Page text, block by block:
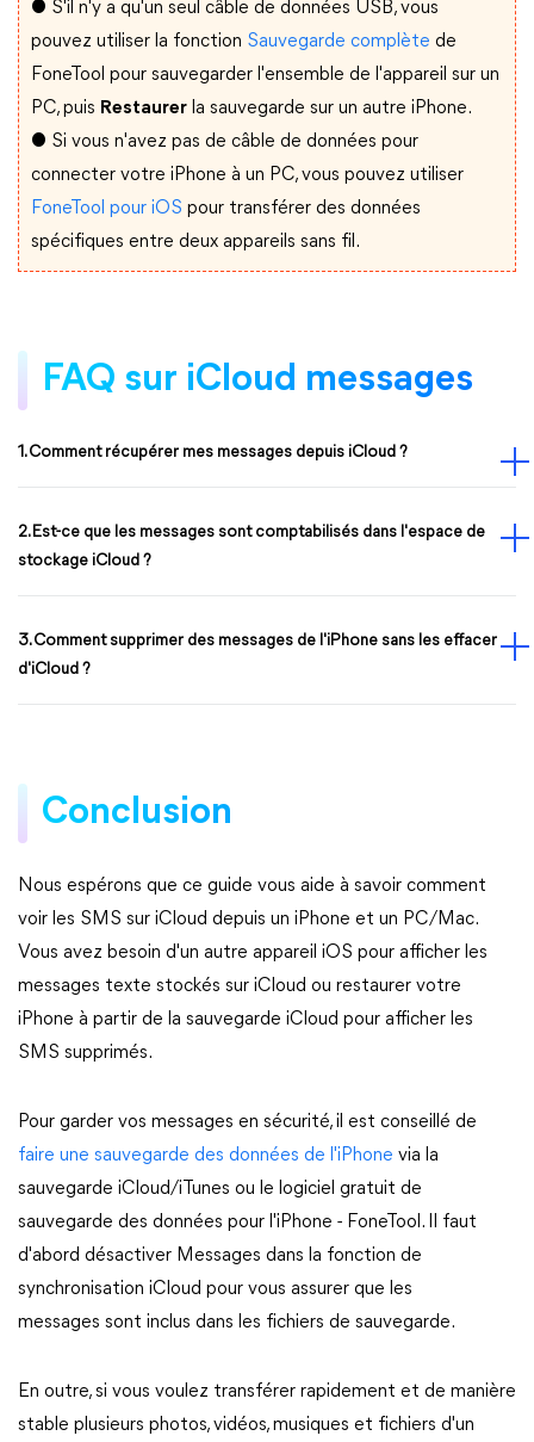
● S'il n'y a qu'un seul câble de données USB, vous
pouvez utiliser la fonction Sauvegarde complète de
FoneTool pour sauvegarder l'ensemble de l'appareil sur un
PC, puis Restaurer la sauvegarde sur un autre iPhone.
● Si vous n'avez pas de câble de données pour
connecter votre iPhone à un PC, vous pouvez utiliser
FoneTool pour iOS pour transférer des données
spécifiques entre deux appareils sans fil.
FAQ sur iCloud messages
1. Comment récupérer mes messages depuis iCloud ?
2. Est-ce que les messages sont comptabilisés dans l'espace de
stockage iCloud ?
3. Comment supprimer des messages de l'iPhone sans les effacer
d'iCloud ?
Conclusion
Nous espérons que ce guide vous aide à savoir comment
voir les SMS sur iCloud depuis un iPhone et un PC/Mac.
Vous avez besoin d'un autre appareil iOS pour afficher les
messages texte stockés sur iCloud ou restaurer votre
iPhone à partir de la sauvegarde iCloud pour afficher les
SMS supprimés.
Pour garder vos messages en sécurité, il est conseillé de
faire une sauvegarde des données de l'iPhone via la
sauvegarde iCloud/iTunes ou le logiciel gratuit de
sauvegarde des données pour l'iPhone - FoneTool. Il faut
d'abord désactiver Messages dans la fonction de
synchronisation iCloud pour vous assurer que les
messages sont inclus dans les fichiers de sauvegarde.
En outre, si vous voulez transférer rapidement et de manière
stable plusieurs photos, vidéos, musiques et fichiers d'un